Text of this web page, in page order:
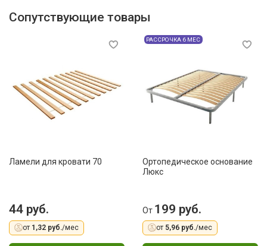
Сопутствующие товары
Ламели для кровати 70
44 руб.
от 1,32 руб./мес
РАССРОЧКА 6 МЕС
Ортопедическое основание
Люкс
От 199 руб.
от 5,96 руб./мес